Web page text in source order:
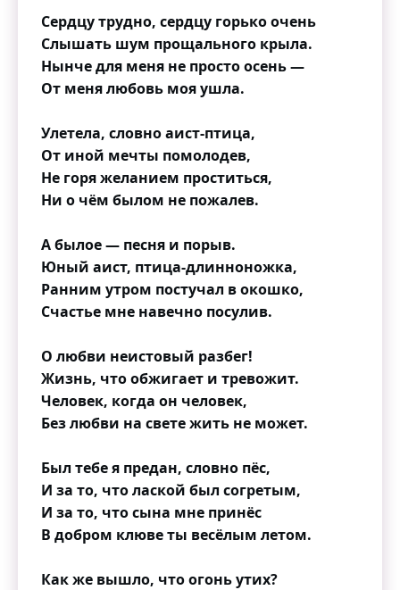
Сердцу трудно, сердцу горько очень
Слышать шум прощального крыла.
Нынче для меня не просто осень —
От меня любовь моя ушла.
Улетела, словно аист-птица,
От иной мечты помолодев,
Не горя желанием проститься,
Ни о чём былом не пожалев.
А былое — песня и порыв.
Юный аист, птица-длинноножка,
Ранним утром постучал в окошко,
Счастье мне навечно посулив.
О любви неистовый разбег!
Жизнь, что обжигает и тревожит.
Человек, когда он человек,
Без любви на свете жить не может.
Был тебе я предан, словно пёс,
И за то, что лаской был согретым,
И за то, что сына мне принёс
В добром клюве ты весёлым летом.
Как же вышло, что огонь утих?